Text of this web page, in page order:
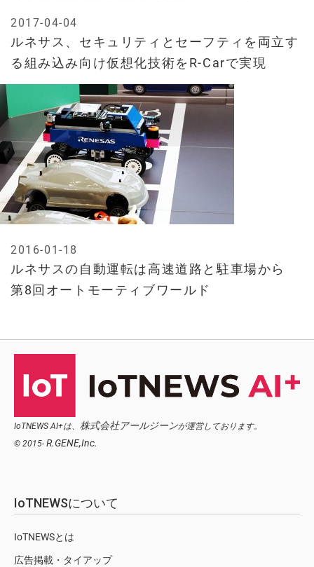
ルネサス、セキュリティとセーフティを両立す
る組み込み向け仮想化技術をR-Carで実現
2017-04-04
ルネサスの自動運転は高速道路と駐車場から
第8回オートモーティブワールド
2016-01-18
IoTNEWS AI+は、 株式会社アールジーンが運営しております。
© 2015- R.GENE,Inc.
IoTNEWSについて
IoTNEWSとは
広告掲載・タイアップ